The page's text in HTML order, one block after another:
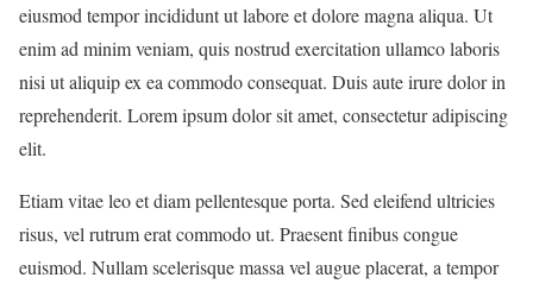
eiusmod tempor incididunt ut labore et dolore magna aliqua. Ut
enim ad minim veniam, quis nostrud exercitation ullamco laboris
nisi ut aliquip ex ea commodo consequat. Duis aute irure dolor in
reprehenderit. Lorem ipsum dolor sit amet, consectetur adipiscing
elit.
Etiam vitae leo et diam pellentesque porta. Sed eleifend ultricies
risus, vel rutrum erat commodo ut. Praesent finibus congue
euismod. Nullam scelerisque massa vel augue placerat, a tempor